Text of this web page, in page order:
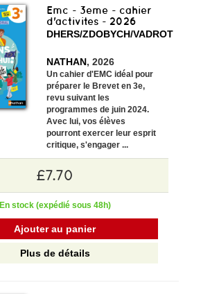
Emc - 3eme - cahier
d'activites - 2026
DHERS/ZDOBYCH/VADROT
NATHAN, 2026
Un cahier d'EMC idéal pour
préparer le Brevet en 3e,
revu suivant les
programmes de juin 2024.
Avec lui, vos élèves
pourront exercer leur esprit
critique, s'engager ...
£7.70
En stock (expédié sous 48h)
Ajouter au panier
Plus de détails